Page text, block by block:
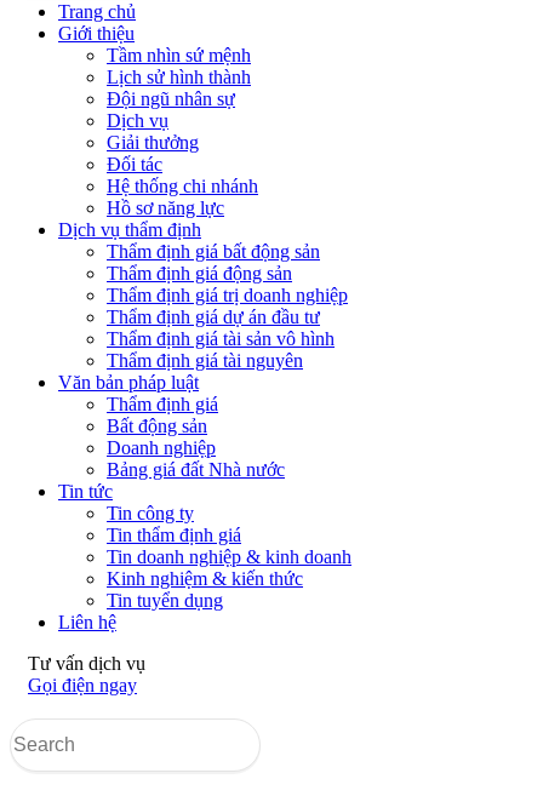
Trang chủ
Giới thiệu
Tầm nhìn sứ mệnh
Lịch sử hình thành
Đội ngũ nhân sự
Dịch vụ
Giải thưởng
Đối tác
Hệ thống chi nhánh
Hồ sơ năng lực
Dịch vụ thẩm định
Thẩm định giá bất động sản
Thẩm định giá động sản
Thẩm định giá trị doanh nghiệp
Thẩm định giá dự án đầu tư
Thẩm định giá tài sản vô hình
Thẩm định giá tài nguyên
Văn bản pháp luật
Thẩm định giá
Bất động sản
Doanh nghiệp
Bảng giá đất Nhà nước
Tin tức
Tin công ty
Tin thẩm định giá
Tin doanh nghiệp & kinh doanh
Kinh nghiệm & kiến thức
Tin tuyển dụng
Liên hệ
Tư vấn dịch vụ
Gọi điện ngay